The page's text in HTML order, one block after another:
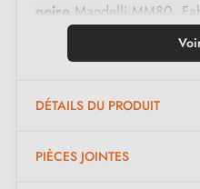
noire Mandelli MM80.
laiton de première
DÉTAILS DU PRODUIT
PIÈCES JOINTES